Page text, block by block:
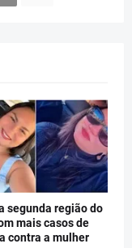
segunda região do
mais casos de
contra a mulher